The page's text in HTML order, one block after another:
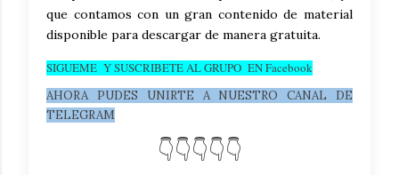
que contamos con un gran contenido de material
disponible para descargar de manera gratuita.
SIGUEME Y SUSCRIBETE AL GRUPO EN Facebook
AHORA PUDES UNIRTE A NUESTRO CANAL DE
TELEGRAM
👇👇👇👇👇